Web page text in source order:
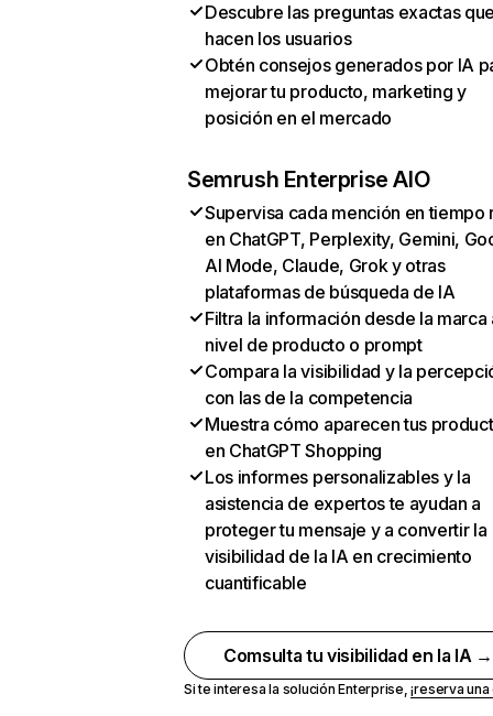
Descubre las preguntas exactas
hacen los usuarios
Obtén consejos generados por IA
mejorar tu producto, marketing y
posición en el mercado
Semrush Enterprise AIO
Supervisa cada mención en tiempo
en ChatGPT, Perplexity, Gemini,
AI Mode, Claude, Grok y otras
plataformas de búsqueda de IA
Filtra la información desde la marca
nivel de producto o prompt
Compara la visibilidad y la
con las de la competencia
Muestra cómo aparecen tus
en ChatGPT Shopping
Los informes personalizables y la
asistencia de expertos te ayudan a
proteger tu mensaje y a convertir la
visibilidad de la IA en crecimiento
cuantificable
Comsulta tu visibilidad en la IA →
Si te interesa la solución Enterprise,¡reserva